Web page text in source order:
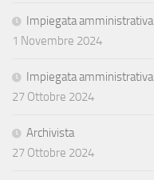
Impiegata amministrativa
1 Novembre 2024
Impiegata amministrativa
27 Ottobre 2024
Archivista
27 Ottobre 2024